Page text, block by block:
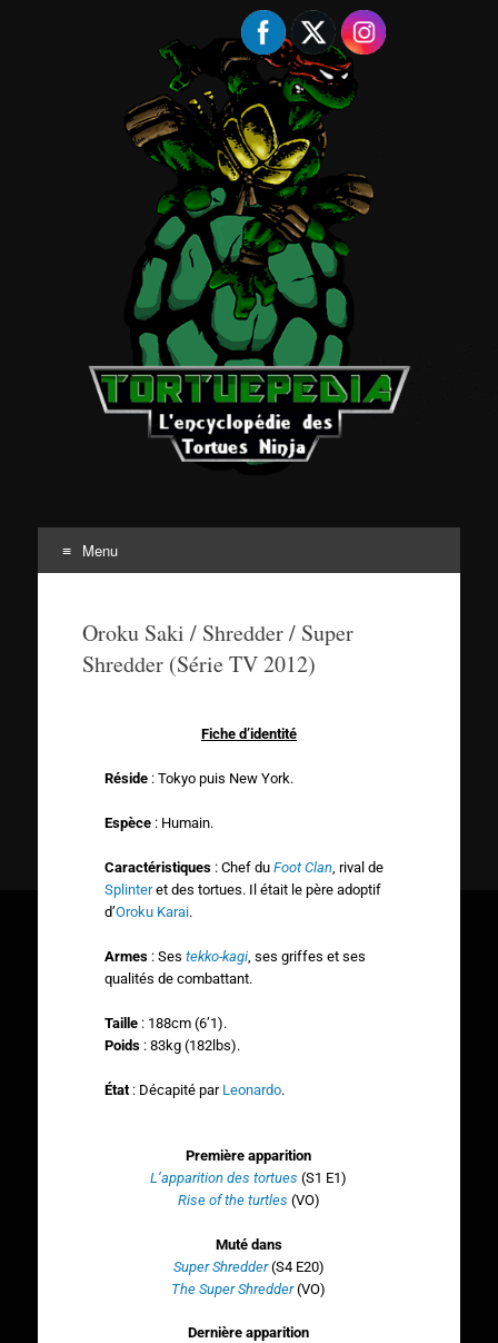
Menu
Oroku Saki / Shredder / Super
Shredder (Série TV 2012)
Fiche d’identité
Réside : Tokyo puis New York.
Espèce: Humain.
Caractéristiques : Chef du Foot Clan, rival de
Splinteret des tortues. Il était le père adoptif
d’Oroku Karai.
Armes : Ses tekko-kagi, ses griffes et ses
qualités de combattant.
Taille : 188cm (6’1).
Poids : 83kg (182lbs).
État: Décapité par Leonardo.
Première apparition
L’apparition des tortues (S1 E1)
Rise of the turtles (VO)
Muté dans
Super Shredder(S4 E20)
The Super Shredder(VO)
Dernière apparition